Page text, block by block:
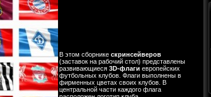
В этом сборнике скринсейверов
(заставок на рабочий стол) представлены
развивающиеся 3D-флаги европейских
футбольных клубов. Флаги выполнены в
фирменных цветах своих клубов. В
центральной части каждого флага